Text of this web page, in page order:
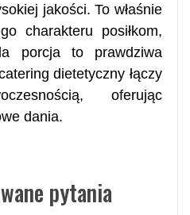
jakości. To właśnie
charakteru posiłkom,
porcja to prawdziwa
dietetyczny łączy
oferując
dania.
pytania